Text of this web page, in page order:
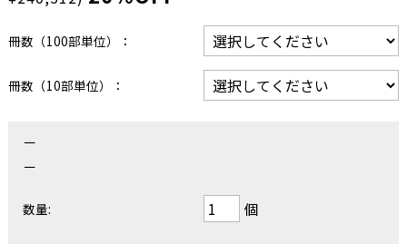
冊数（100部単位）：
冊数（10部単位）：
－
－
数量: 個